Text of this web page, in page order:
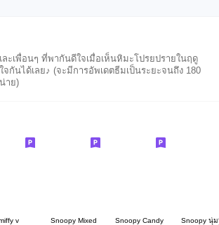
ะเพื่อนๆ ที่พากันดีใจเมื่อเห็นหิมะโปรยปรายในฤดู
กันได้เลย♪ (จะมีการอัพเดตธีมเป็นระยะจนถึง 180
าย)
v Snoopy Mixed Snoopy Candy Snoopy นุ่